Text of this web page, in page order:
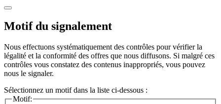
Motif du signalement
Nous effectuons systématiquement des contrôles pour vérifier la
légalité et la conformité des offres que nous diffusons. Si malgré ces
contrôles vous constatez des contenus inappropriés, vous pouvez
nous le signaler.
Sélectionnez un motif dans la liste ci-dessous :
Motif: